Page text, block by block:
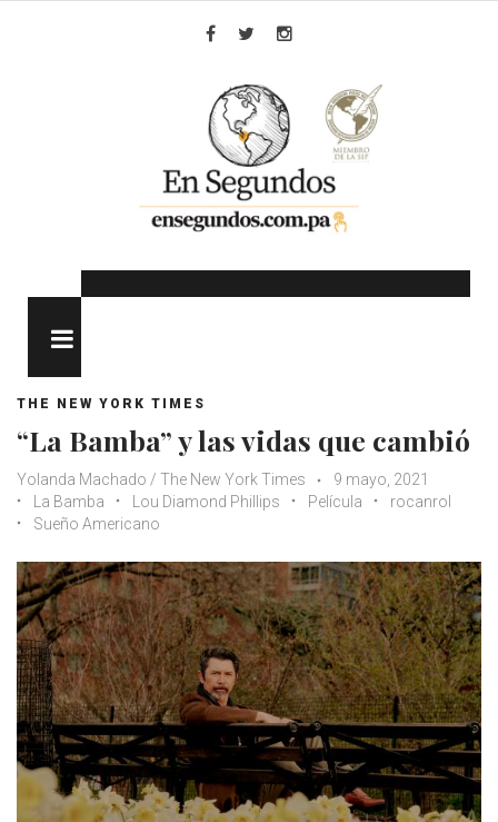
THE NEW YORK TIMES
“La Bamba” y las vidas que cambió
Yolanda Machado / The New York Times
9 mayo, 2021
La Bamba
Lou Diamond Phillips Película
rocanrol
Sueño Americano